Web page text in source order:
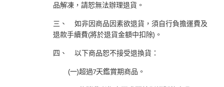
品解凍，請恕無法辦理退貨。
三、 如非因商品因素欲退貨，須自行負擔運費及
退款手續費(將於退貨金額中扣除)。
四、 以下商品恕不接受退換貨：
(一)超過7天鑑賞期商品。